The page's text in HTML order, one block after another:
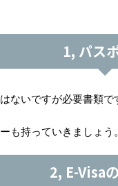
1, パス
ないですが必要書類で
も持っていきましょう
2, E-Visa